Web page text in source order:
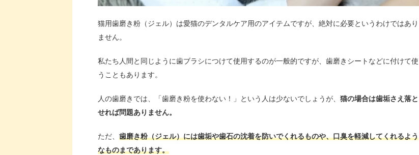
猫用歯磨き粉（ジェル）は愛猫のデンタルケア用のアイテムですが、絶対に必要というわけではあり
ません。
私たち人間と同じように歯ブラシにつけて使用するのが一般的ですが、歯磨きシートなどに付けて使
うこともあります。
人の歯磨きでは、「歯磨き粉を使わない！」という人は少ないでしょうが、 猫の場合は歯垢さえ落と
せれば問題ありません。
ただ、 歯磨き粉（ジェル）には歯垢や歯石の沈着を防いでくれるものや、口臭を軽減してくれるよう
なものまであります。